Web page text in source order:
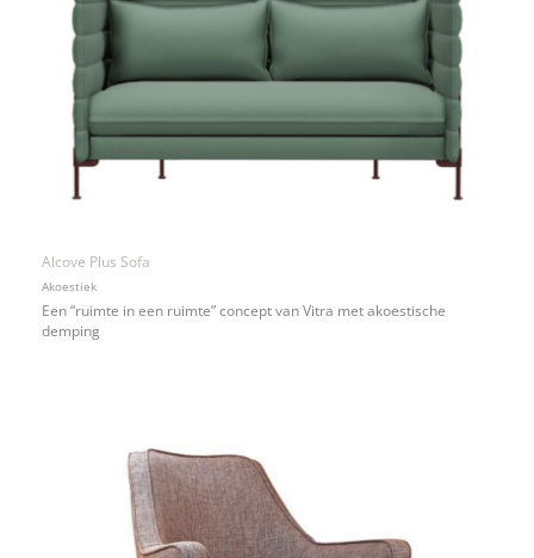
Alcove Plus Sofa
Akoestiek
Een “ruimte in een ruimte” concept van Vitra met akoestische
demping